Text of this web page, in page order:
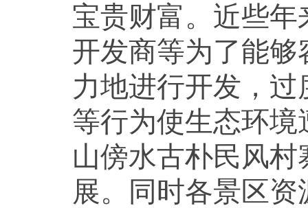
宝贵财富。近些
开发商等为了能
力地进行开发，
等行为使生态环
山傍水古朴民风
展。同时各景区